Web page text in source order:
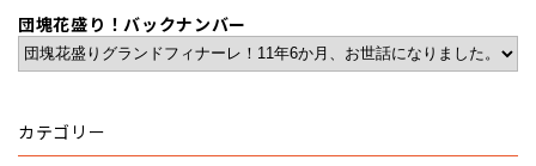
団塊花盛り！バックナンバー
カテゴリー